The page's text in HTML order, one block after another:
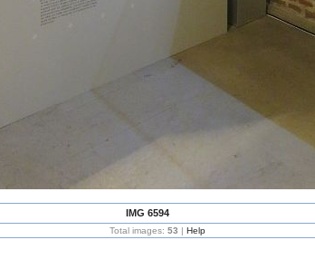
IMG 6594
Total images: 53 | Help